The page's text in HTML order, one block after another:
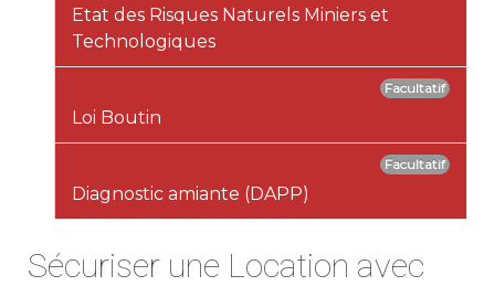
Etat des Risques Naturels Miniers et
Technologiques
Facultatif
Loi Boutin
Facultatif
Diagnostic amiante (DAPP)
Sécuriser une Location avec